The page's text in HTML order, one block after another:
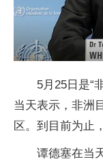
5月25日是“
当天表示，非洲
区。到目前为止
谭德塞在当